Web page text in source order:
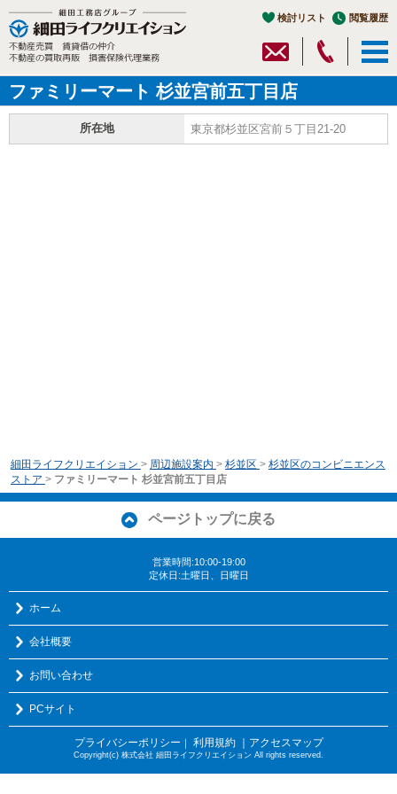
検討リスト 閲覧履歴
ファミリーマート 杉並宮前五丁目店
所在地 東京都杉並区宮前５丁目21-20
細田ライフクリエイション > 周辺施設案内 > 杉並区 > 杉並区のコンビニエンス
ストア > ファミリーマート 杉並宮前五丁目店
ページトップに戻る
営業時間:10:00-19:00
定休日:土曜日、日曜日
ホーム
会社概要
お問い合わせ
PCサイト
プライバシーポリシー ｜ 利用規約 ｜アクセスマップ
Copyright(c) 株式会社 細田ライフクリエイション All rights reserved.